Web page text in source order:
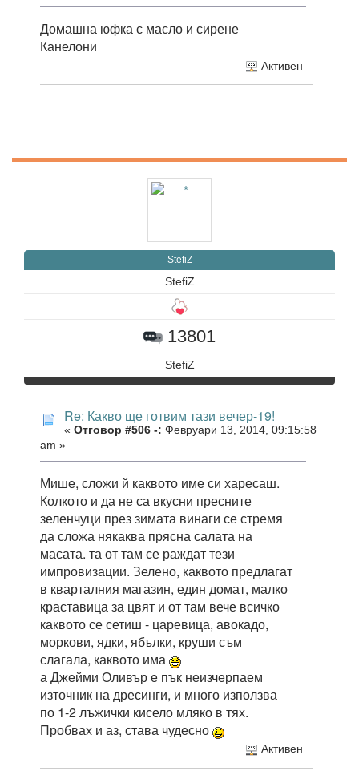
Домашна юфка с масло и сирене
Канелони
Активен
StefiZ
StefiZ
13801
StefiZ
Re: Какво ще готвим тази вечер-19!
« Отговор #506 -: Февруари 13, 2014, 09:15:58
am »
Мише, сложи й каквото име си харесаш.
Колкото и да не са вкусни пресните
зеленчуци през зимата винаги се стремя
да сложа някаква прясна салата на
масата. та от там се раждат тези
импровизации. Зелено, каквото предлагат
в кварталния магазин, един домат, малко
краставица за цвят и от там вече всичко
каквото се сетиш - царевица, авокадо,
моркови, ядки, ябълки, круши съм
слагала, каквото има
а Джейми Оливър е пък неизчерпаем
източник на дресинги, и много използва
по 1-2 лъжички кисело мляко в тях.
Пробвах и аз, става чудесно
Активен